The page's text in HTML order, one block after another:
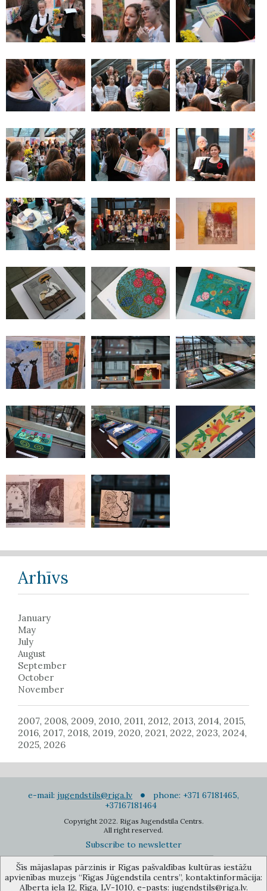
Arhīvs
January
May
July
August
September
October
November
2007, 2008, 2009, 2010, 2011, 2012, 2013, 2014, 2015,
2016, 2017, 2018, 2019, 2020, 2021, 2022, 2023, 2024,
2025, 2026
e-mail: jugendstils@riga.lv
phone: +371 67181465,
+37167181464
Copyright 2022. Rigas Jugendstila Centrs.
All right reserved.
Subscribe to newsletter
Šīs mājaslapas pārzinis ir Rīgas pašvaldības kultūras iestāžu
apvienības muzejs “Rīgas Jūgendstila centrs”, kontaktinformācija:
Alberta iela 12, Rīga, LV-1010, e-pasts: jugendstils@riga.lv.